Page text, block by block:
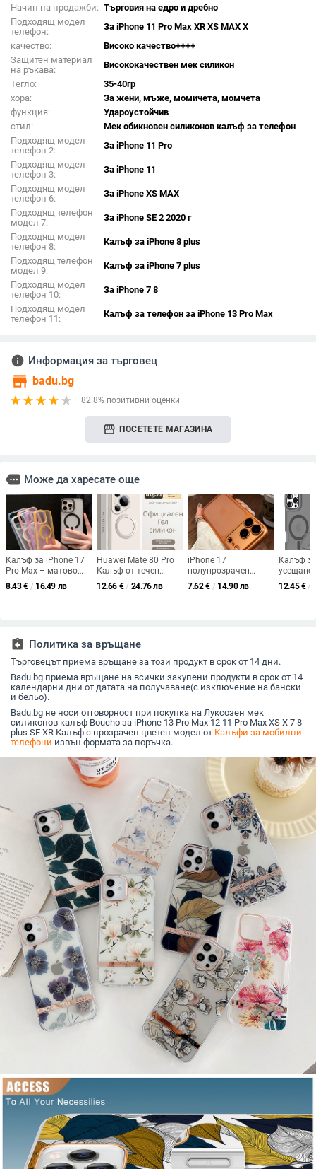
Начин на продажби: Търговия на едро и дребно
Подходящ модел
телефон:
За iPhone 11 Pro Max XR XS MAX X
качество:
Високо качество++++
Защитен материал
на ръкава:
Висококачествен мек силикон
Тегло:
35-40гр
хора:
За жени, мъже, момичета, момчета
функция:
Удароустойчив
стил:
Мек обикновен силиконов калъф за телефон
Подходящ модел
телефон 2:
За iPhone 11 Pro
Подходящ модел
телефон 3:
За iPhone 11
Подходящ модел
телефон 6:
За iPhone XS MAX
Подходящ телефон
модел 7:
За iPhone SE 2 2020 г
Подходящ модел
телефон 8:
Калъф за iPhone 8 plus
Подходящ телефон
модел 9:
Калъф за iPhone 7 plus
Подходящ модел
телефон 10:
За iPhone 7 8
Подходящ модел
телефон 11:
Калъф за телефон за iPhone 13 Pro Max
info Информация за търговец
store badu.bg
82.8% позитивни оценки
storefront ПОСЕТЕТЕ МАГАЗИНА
more Може да харесате още
Калъф за iPhone 17
Pro Max – матово
полупрозрачен,
удароустойчив с
Pro/Max
8.43€ / 16.49 лв
Huawei Mate 80 Pro
Калъф от течен
силикон с въртяща
се стойка –
12.66 € / 24.76 лв
iPhone 17
полупрозрачен
калъф със матиран
финиш и пълна
7.62€ / 14.90 лв
Калъф
усещане
магнит
12.45€ /
assignment_return Политика за връщане
Търговецът приема връщане за този продукт в срок от 14 дни.
Badu.bg приема връщане на всички закупени продукти в срок от 14
календарни дни от датата на получаване(с изключение на бански
и бельо).
Badu.bg не носи отговорност при покупка на Луксозен мек
силиконов калъф Boucho за iPhone 13 Pro Max 12 11 Pro Max XS X 7 8
plus SE XR Калъф с прозрачен цветен модел от Калъфи за мобилни
телефони извън формата за поръчка.